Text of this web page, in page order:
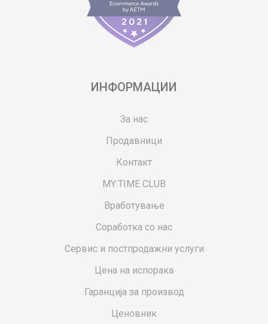
ИНФОРМАЦИИ
За нас
Продавници
Контакт
MY:TIME CLUB
Вработување
Соработка со нас
Сервис и постпродажни услуги
Цена на испорака
Гаранција за производ
Ценовник